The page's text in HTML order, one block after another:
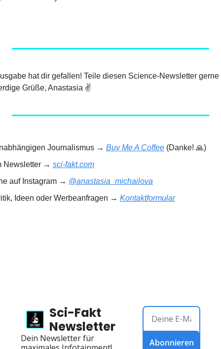
hat dir gefallen! Teile diesen Science-Newsletter
Grüße, Anastasia ✌️
Journalismus → Buy Me A Coffee (Danke! 🙏)
Newsletter → sci-fakt.com
auf Instagram → @anastasia_michailova
Ideen oder Werbeanfragen → Kontaktformular
Sci-Fakt
Newsletter
Dein Newsletter für
Abonnieren